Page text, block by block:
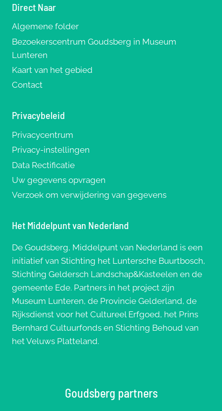
Direct Naar
Algemene folder
Bezoekerscentrum Goudsberg in Museum
Lunteren
Kaart van het gebied
Contact
Privacybeleid
Privacycentrum
Privacy-instellingen
Data Rectificatie
Uw gegevens opvragen
Verzoek om verwijdering van gegevens
Het Middelpunt van Nederland
De Goudsberg, Middelpunt van Nederland is een
initiatief van Stichting het Luntersche Buurtbosch,
Stichting Geldersch Landschap&Kasteelen en de
gemeente Ede. Partners in het project zijn
Museum Lunteren, de Provincie Gelderland, de
Rijksdienst voor het Cultureel Erfgoed, het Prins
Bernhard Cultuurfonds en Stichting Behoud van
het Veluws Platteland.
Goudsberg partners